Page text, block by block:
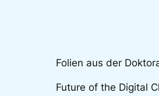
Folien aus der
Future of the Digital